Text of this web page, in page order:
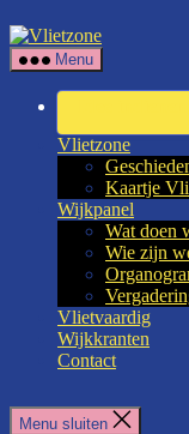
naar
de
Vlietzone
Menu
Vlietzone
Kaartje
Wijkpanel
Wat doen
Wie zijn
Vlietvaardig
Wijkkranten
Contact
Menu sluiten